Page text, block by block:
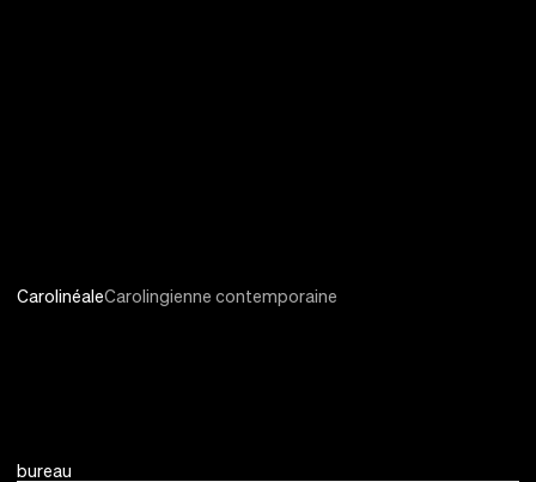
CarolinéaleCarolingienne contemporaine
bureau